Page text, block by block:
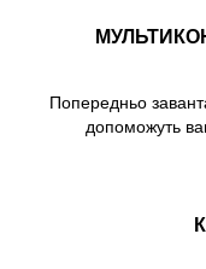
Попередньо
допоможуть